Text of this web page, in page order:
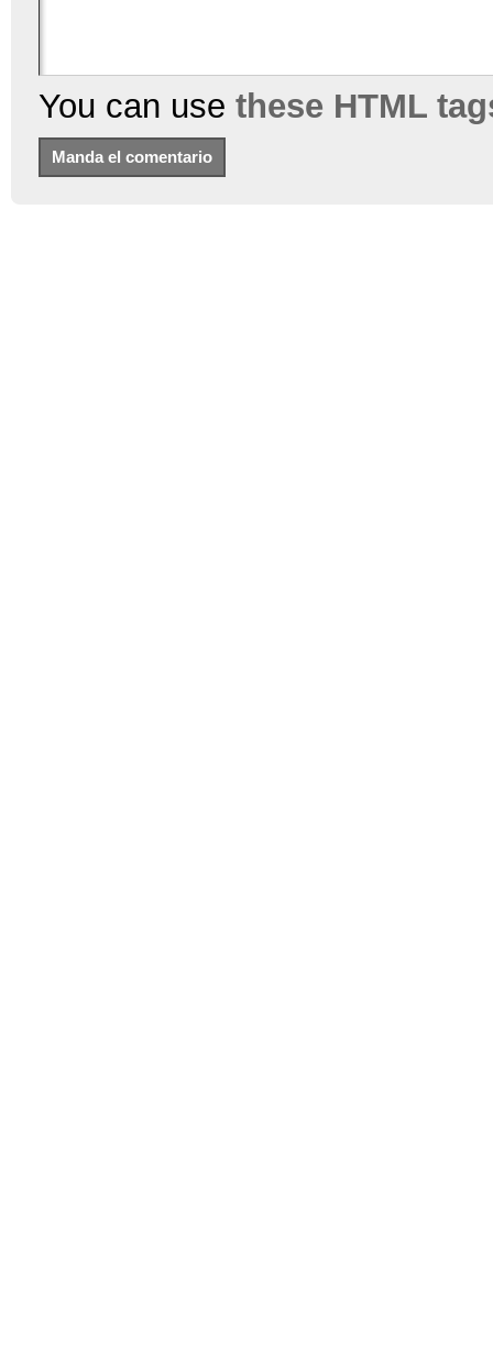
You can use these HTML